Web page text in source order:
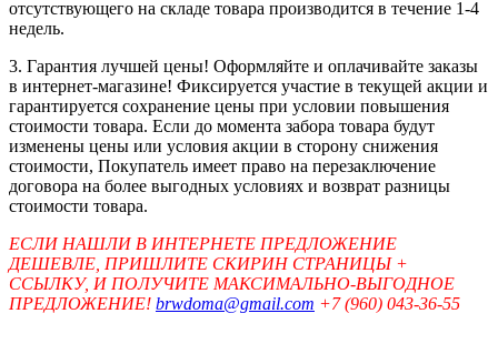
отсутствующего на складе товара производится в течение 1-4
недель.
3. Гарантия лучшей цены! Оформляйте и оплачивайте заказы
в интернет-магазине! Фиксируется участие в текущей акции и
гарантируется сохранение цены при условии повышения
стоимости товара. Если до момента забора товара будут
изменены цены или условия акции в сторону снижения
стоимости, Покупатель имеет право на перезаключение
договора на более выгодных условиях и возврат разницы
стоимости товара.
ЕСЛИ НАШЛИ В ИНТЕРНЕТЕ ПРЕДЛОЖЕНИЕ
ДЕШЕВЛЕ, ПРИШЛИТЕ СКИРИН СТРАНИЦЫ +
ССЫЛКУ, И ПОЛУЧИТЕ МАКСИМАЛЬНО-ВЫГОДНОЕ
ПРЕДЛОЖЕНИЕ! brwdoma@gmail.com +7 (960) 043-36-55